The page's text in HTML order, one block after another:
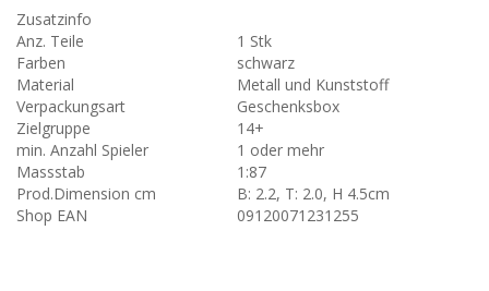
Zusatzinfo
Anz. Teile
1 Stk
Farben
schwarz
Material
Metall und Kunststoff
Verpackungsart
Geschenksbox
Zielgruppe
14+
min. Anzahl Spieler
1 oder mehr
Massstab
1:87
Prod.Dimension cm
B: 2.2, T: 2.0, H 4.5cm
Shop EAN
09120071231255